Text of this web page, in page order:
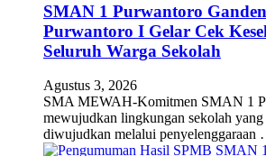
SMAN 1 Purwantoro
Purwantoro I Gelar Cek
Seluruh Warga Sekolah
Agustus 3, 2026
SMA MEWAH-Komitmen SMAN 1
mewujudkan lingkungan sekolah yang
diwujudkan melalui penyelenggaraan